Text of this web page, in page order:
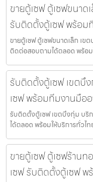
ขายตู้เซฟ ตู้เซฟขนาด
รับติดตั้งตู้เซฟ พร้อม
ขายตู้เซฟ ตู้เซฟขนาดเล็ก เข
ติดต่อสอบถามได้ตลอด พร้อม
รับติดตั้งตู้เซฟ เขตบึ
เซฟ พร้อมทีมงานมือ
รับติดตั้งตู้เซฟ เขตบึงกุ่ม บริ
ได้ตลอด พร้อมให้บริการทั่วไ
ขายตู้เซฟ ตู้เซฟร้าน
เซฟ รับติดตั้งตู้เซฟ